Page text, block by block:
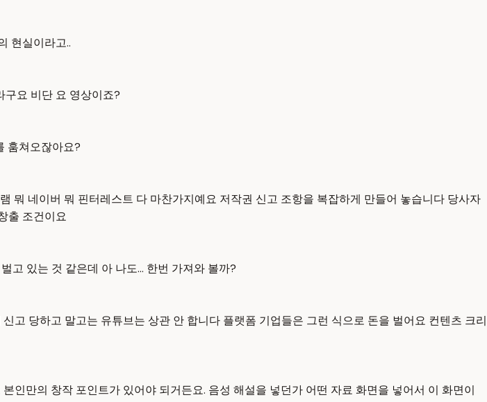
현실이라고..
구요 비단 요 영상이죠?
훔쳐오잖아요?
뭐 네이버 뭐 핀터레스트 다 마찬가지예요 저작권 신고 조항을 복잡하게 만들어 놓습니다 당사자
출 조건이요
고 있는 것 같은데 아 나도... 한번 가져와 볼까?
고 당하고 말고는 유튜브는 상관 안 합니다 플랫폼 기업들은 그런 식으로 돈을 벌어요 컨텐츠 크리
인만의 창작 포인트가 있어야 되거든요. 음성 해설을 넣던가 어떤 자료 화면을 넣어서 이 화면이